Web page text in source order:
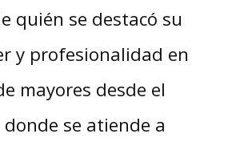
quién se destacó su
y profesionalidad en
mayores desde el
se atiende a